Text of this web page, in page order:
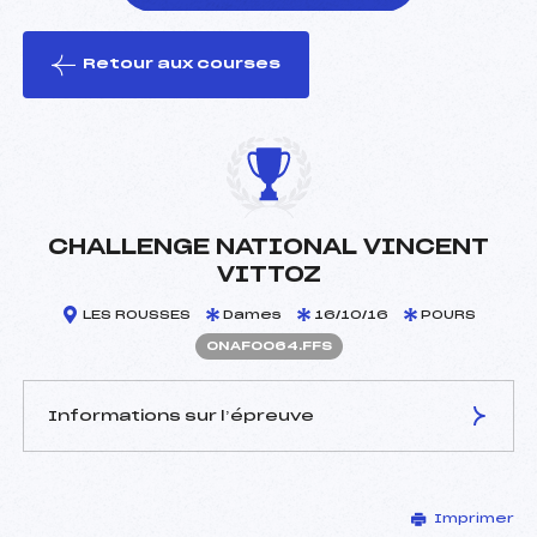
le ski
Retour aux courses
CHALLENGE NATIONAL VINCENT
VITTOZ
LES ROUSSES Dames 16/10/16 POURS
ONAF0064.FFS
Informations sur l’épreuve
MAGAND GUY (DA)
Imprimer